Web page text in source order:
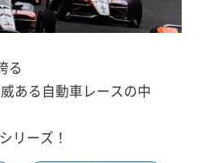
る
ある自動車レースの中
リーズ！